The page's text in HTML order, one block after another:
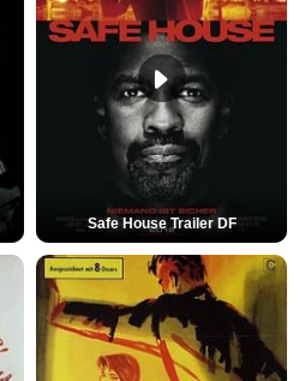
Safe House Trailer DF